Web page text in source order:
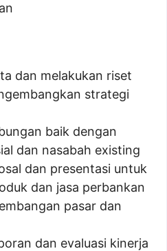
dan melakukan riset
strategi
baik dengan
dan nasabah existing
dan presentasi untuk
dan jasa perbankan
pasar dan
dan evaluasi kinerja